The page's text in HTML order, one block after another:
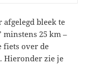
bleek te
minstens 25 km –
fiets over de
Hieronder zie je